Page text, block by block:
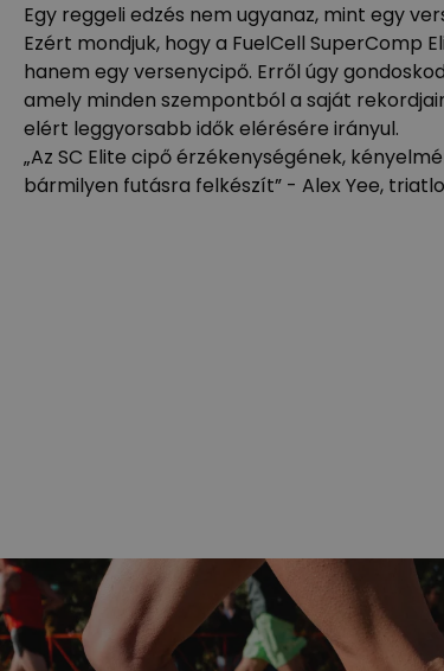
Egy reggeli edzés nem ugyanaz, mint egy
Ezért mondjuk, hogy a FuelCell SuperComp
hanem egy versenycipő. Erről úgy
amely minden szempontból a saját
elért leggyorsabb idők elérésére irányul.
„Az SC Elite cipő érzékenységének,
bármilyen futásra felkészít” - Alex Yee,